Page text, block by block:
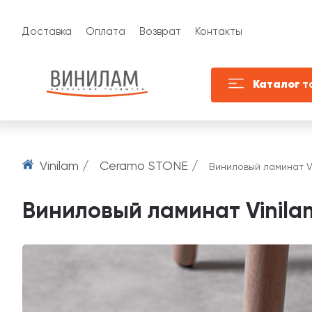
Доставка Оплата Возврат Контакты
Каталог
Vinilam / Ceramo STONE / Виниловый ламинат
Виниловый ламинат